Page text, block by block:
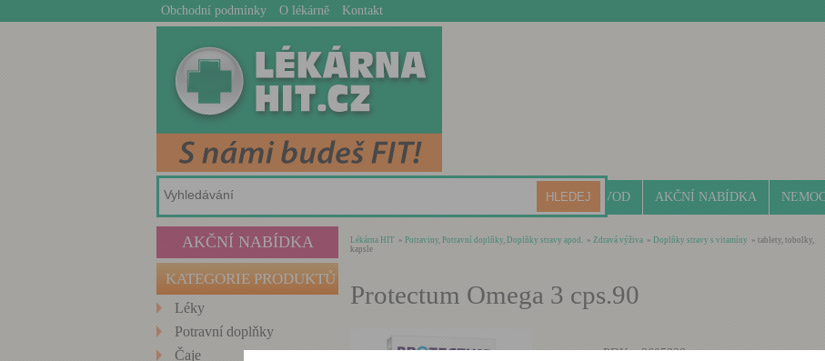
Obchodní podmínky O lékárně Kontakt
ÚVOD AKČNÍ NABÍDKA
AKČNÍ NABÍDKA
KATEGORIE PRODUKTŮ
Léky
Potravní doplňky
Čaje
Lékárna HIT » Potraviny, Potravní doplňky, Doplňky stravy apod. » Zdravá výživa » Doplňky stravy s vitamíny » tablety, tobolky,
kapsle
Protectum Omega 3 cps.90
PDK:
2605328